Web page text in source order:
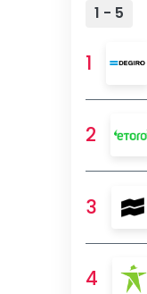
1 - 5
1
2
3
4